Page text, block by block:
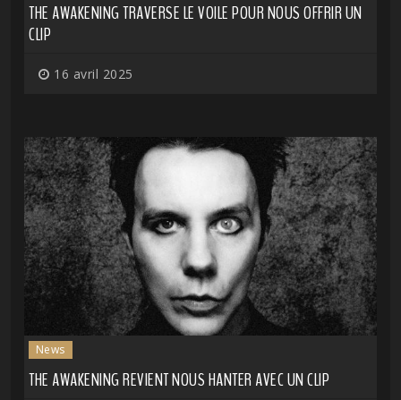
THE AWAKENING TRAVERSE LE VOILE POUR NOUS OFFRIR UN
CLIP
16 avril 2025
News
THE AWAKENING REVIENT NOUS HANTER AVEC UN CLIP